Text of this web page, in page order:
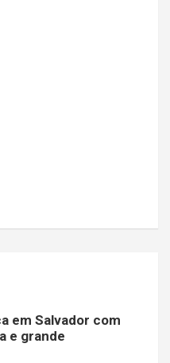
em Salvador com
e grande